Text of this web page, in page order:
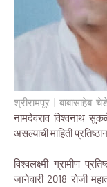
श्रीरामपूर | बाबासाहेब
नामदेवराव विश्वनाथ
असल्याची माहिती
विश्वलक्ष्मी ग्रामीण
जानेवारी 2018 रोजी